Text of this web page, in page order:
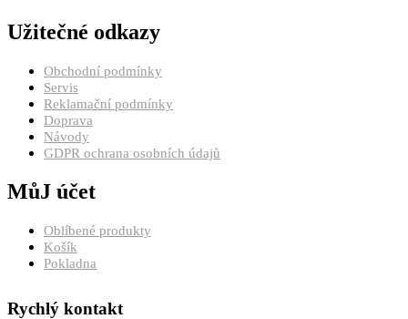
Užitečné odkazy
Obchodní podmínky
Servis
Reklamační podmínky
Doprava
Návody
GDPR ochrana osobních údajů
MůJ účet
Oblíbené produkty
Košík
Pokladna
Rychlý kontakt